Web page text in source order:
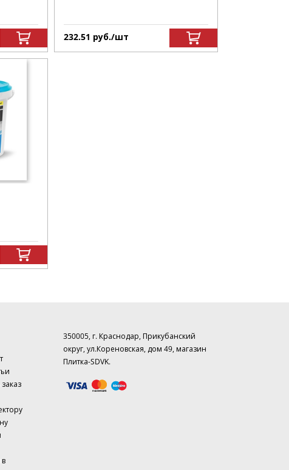
232.51 руб./шт
350005, г. Краснодар, Прикубанский
округ, ул.Кореновская, дом 49, магазин
Плитка-SDVK.